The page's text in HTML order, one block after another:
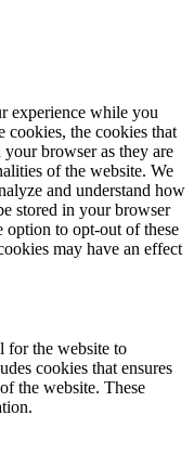
experience while you
cookies, the cookies that
your browser as they are
of the website. We
and understand how
stored in your browser
option to opt-out of these
may have an effect
for the website to
cookies that ensures
the website. These